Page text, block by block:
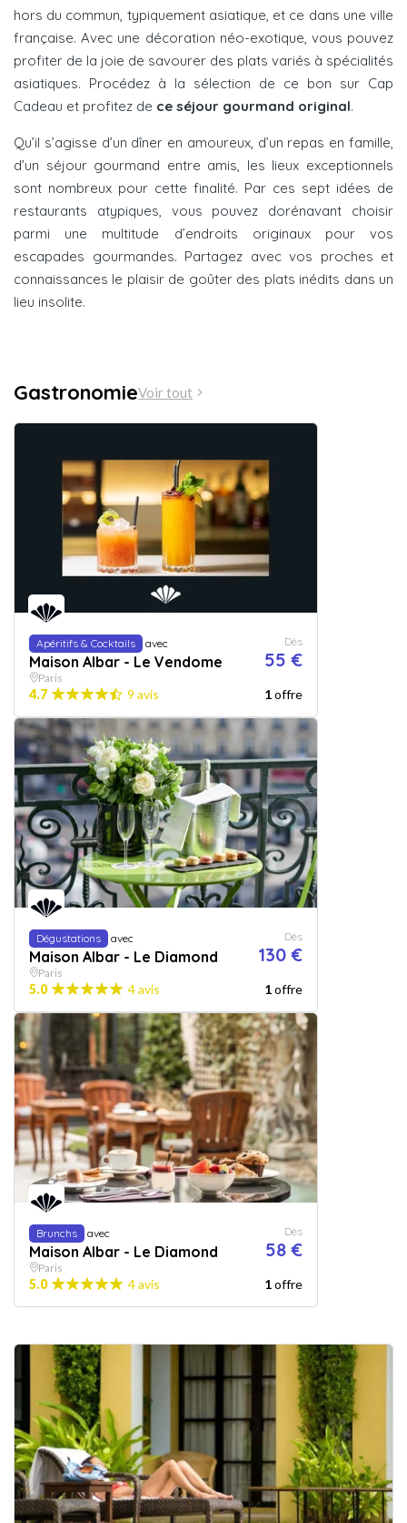
hors du commun, typiquement asiatique, et ce dans une ville
française. Avec une décoration néo-exotique, vous pouvez
profiter de la joie de savourer des plats variés à spécialités
asiatiques. Procédez à la sélection de ce bon sur Cap
Cadeau et profitez de ce séjour gourmand original.
Qu’il s’agisse d’un dîner en amoureux, d’un repas en famille,
d’un séjour gourmand entre amis, les lieux exceptionnels
sont nombreux pour cette finalité. Par ces sept idées de
restaurants atypiques, vous pouvez dorénavant choisir
parmi une multitude d’endroits originaux pour vos
escapades gourmandes. Partagez avec vos proches et
connaissances le plaisir de goûter des plats inédits dans un
lieu insolite.
GastronomieVoir tout
Apéritifs & Cocktails avec
Maison Albar - Le Vendome
Dès
55 €
Paris
4.7 9 avis 1offre
Dégustations avec
Maison Albar - Le Diamond
Dès
130 €
Paris
5.0 4 avis 1offre
Brunchs avec
Maison Albar - Le Diamond
Dès
58 €
Paris
5.0 4 avis 1offre